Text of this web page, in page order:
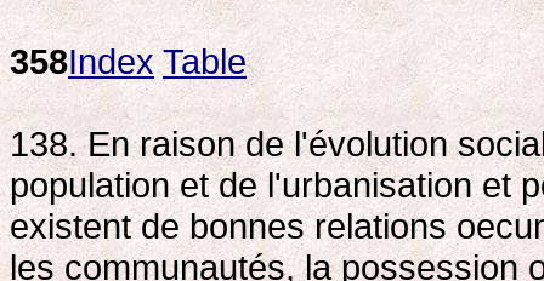
358Index Table
138. En raison de l'évolution
population et de l'urbanisation et
existent de bonnes relations
les communautés, la possession